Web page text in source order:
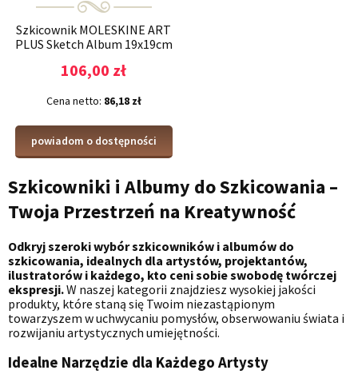
Szkicownik MOLESKINE ART
PLUS Sketch Album 19x19cm
106,00 zł
Cena netto: 86,18 zł
powiadom o dostępności
Szkicowniki i Albumy do Szkicowania –
Twoja Przestrzeń na Kreatywność
Odkryj szeroki wybór szkicowników i albumów do
szkicowania, idealnych dla artystów, projektantów,
ilustratorów i każdego, kto ceni sobie swobodę twórczej
ekspresji.W naszej kategorii znajdziesz wysokiej jakości
produkty, które staną się Twoim niezastąpionym
towarzyszem w uchwycaniu pomysłów, obserwowaniu świata i
rozwijaniu artystycznych umiejętności.
Idealne Narzędzie dla Każdego Artysty